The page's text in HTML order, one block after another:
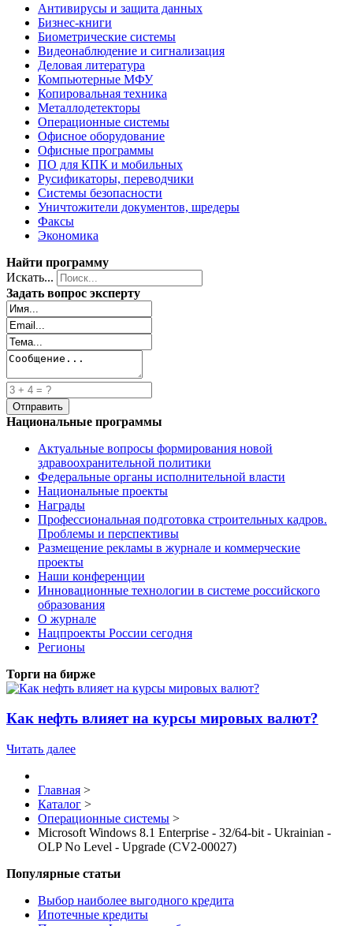
Антивирусы и защита данных
Бизнес-книги
Биометрические системы
Видеонаблюдение и сигнализация
Деловая литература
Компьютерные МФУ
Копировальная техника
Металлодетекторы
Операционные системы
Офисное оборудование
Офисные программы
ПО для КПК и мобильных
Русификаторы, переводчики
Системы безопасности
Уничтожители документов, шредеры
Факсы
Экономика
Найти программу
Искать...
Задать вопрос эксперту
Национальные программы
Актуальные вопросы формирования новой
здравоохранительной политики
Федеральные органы исполнительной власти
Национальные проекты
Награды
Профессиональная подготовка строительных кадров.
Проблемы и перспективы
Размещение рекламы в журнале и коммерческие
проекты
Наши конференции
Инновационные технологии в системе российского
образования
О журнале
Нацпроекты России сегодня
Регионы
Торги на бирже
Как нефть влияет на курсы мировых валют?
Читать далее
Главная >
Каталог >
Операционные системы >
Microsoft Windows 8.1 Enterprise - 32/64-bit - Ukrainian -
OLP No Level - Upgrade (CV2-00027)
Популярные статьи
Выбор наиболее выгодного кредита
Ипотечные кредиты